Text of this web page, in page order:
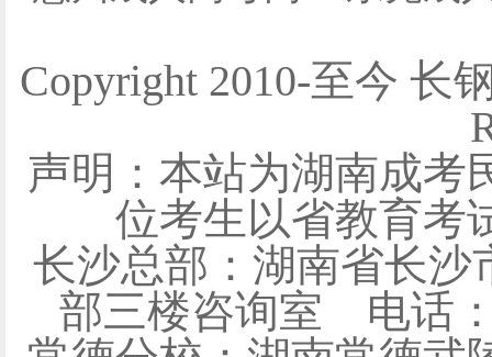
Copyright 2010-至今 长
声明：本站为湖南成考
位考生以省教育考
长沙总部：湖南省长沙
部三楼咨询室 电话：